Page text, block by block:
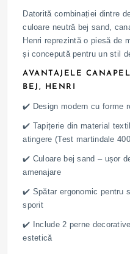
Datorită combinației dintre
culoare neutră bej sand,
Henri reprezintă o piesă de
și concepută pentru un stil
AVANTAJELE
BEJ, HENRI
✔️ Design modern cu forme
✔️ Tapițerie din material
atingere (Test martindale
✔️ Culoare bej sand – ușor
amenajare
✔️ Spătar ergonomic pentru
sporit
✔️ Include 2 perne
estetică